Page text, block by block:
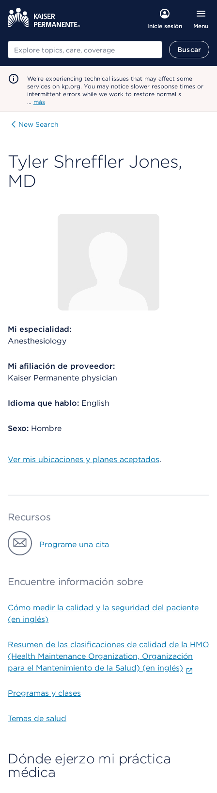
Inicie sesión Menu
Buscar Buscar
We're experiencing technical issues that may affect some
services on kp.org. You may notice slower response times or
intermittent errors while we work to restore normal s
… más
New Search
Tyler Shreffler Jones,
MD
Mi especialidad:
Anesthesiology
Mi afiliación de proveedor:
Kaiser Permanente physician
Idioma que hablo: English
Sexo: Hombre
Ver mis ubicaciones y planes aceptados.
Recursos
Programe una cita
Encuentre información sobre
Cómo medir la calidad y la seguridad del paciente
(en inglés)
Resumen de las clasificaciones de calidad de la HMO
(Health Maintenance Organization, Organización
para el Mantenimiento de la Salud) (en inglés)
Programas y clases
Temas de salud
Dónde ejerzo mi práctica
médica